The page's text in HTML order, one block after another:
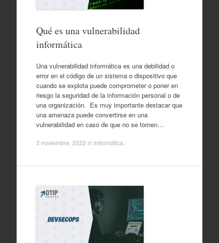
Qué es una vulnerabilidad
informática
Una vulnerabilidad informática es una debilidad o
error en el código de un sistema o dispositivo que
cuando se explota puede comprometer o poner en
riesgo la seguridad de la información personal o de
una organización. Es muy importante destacar que
una amenaza puede convertirse en una
vulnerabilidad en caso de que no se tomen…
3 noviembre, 2022 in Informática